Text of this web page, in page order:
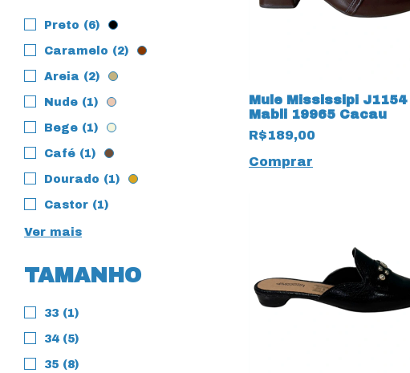
Preto (6)
Caramelo (2)
Areia (2)
Nude (1)
Bege (1)
Café (1)
Dourado (1)
Castor (1)
Ver mais
TAMANHO
33 (1)
34 (5)
35 (8)
Mule Mississipi J1154
Mabli 19965 Cacau
R$189,00
Comprar